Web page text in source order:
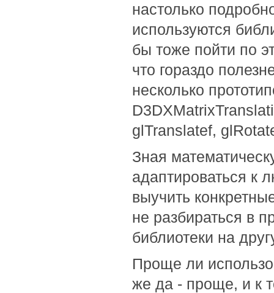
настолько
используются
бы тоже пойти по
что гораздо
несколько
glTranslatef,
Зная
адаптироваться к
выучить
не разбираться в
библиотеки на
Проще ли
же да - проще, и к